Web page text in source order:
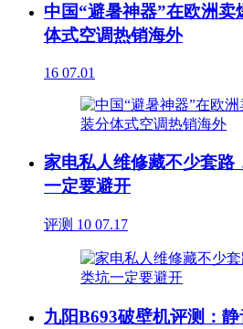
中国“避暑神器”在欧洲
体式空调热销海外
16 07.01
家电私人维修藏不少套路
一定要避开
评测 10 07.17
九阳B693破壁机评测：